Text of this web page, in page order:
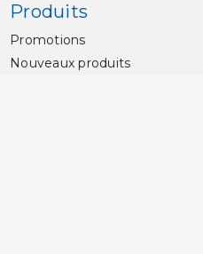
Produits
Promotions
Nouveaux produits